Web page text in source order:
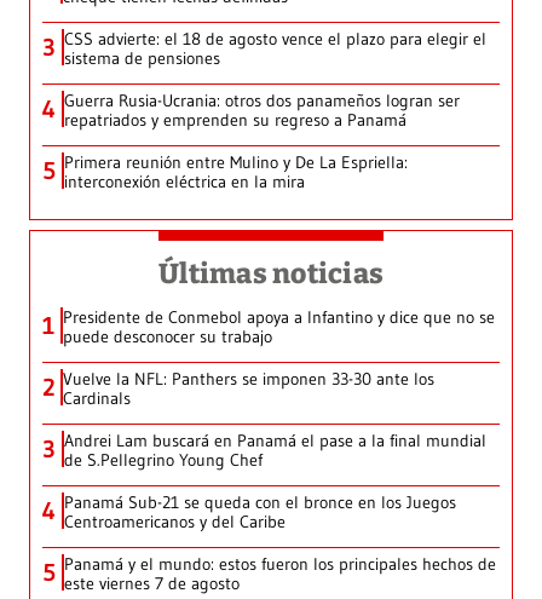
3 CSS advierte: el 18 de agosto vence el plazo para elegir el
sistema de pensiones
4 Guerra Rusia-Ucrania: otros dos panameños logran ser
repatriados y emprenden su regreso a Panamá
5 Primera reunión entre Mulino y De La Espriella:
interconexión eléctrica en la mira
Últimas noticias
1 Presidente de Conmebol apoya a Infantino y dice que no se
puede desconocer su trabajo
2 Vuelve la NFL: Panthers se imponen 33-30 ante los
Cardinals
3 Andrei Lam buscará en Panamá el pase a la final mundial
de S.Pellegrino Young Chef
4 Panamá Sub-21 se queda con el bronce en los Juegos
Centroamericanos y del Caribe
5 Panamá y el mundo: estos fueron los principales hechos de
este viernes 7 de agosto